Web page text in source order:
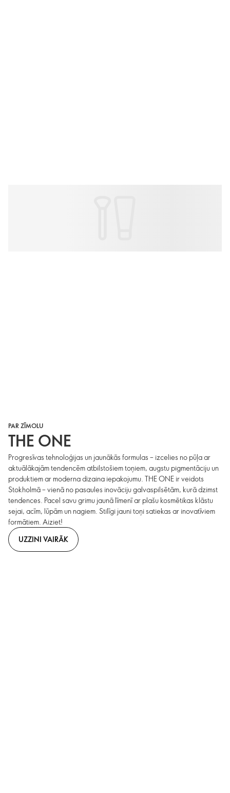
PAR ZĪMOLU
THE ONE
Progresīvas tehnoloģijas un jaunākās formulas – izcelies no pūļa ar
aktuālākajām tendencēm atbilstošiem toņiem, augstu pigmentāciju un
produktiem ar moderna dizaina iepakojumu. THE ONE ir veidots
Stokholmā – vienā no pasaules inovāciju galvaspilsētām, kurā dzimst
tendences. Pacel savu grimu jaunā līmenī ar plašu kosmētikas klāstu
sejai, acīm, lūpām un nagiem. Stilīgi jauni toņi satiekas ar inovatīviem
formātiem. Aiziet!
UZZINI VAIRĀK